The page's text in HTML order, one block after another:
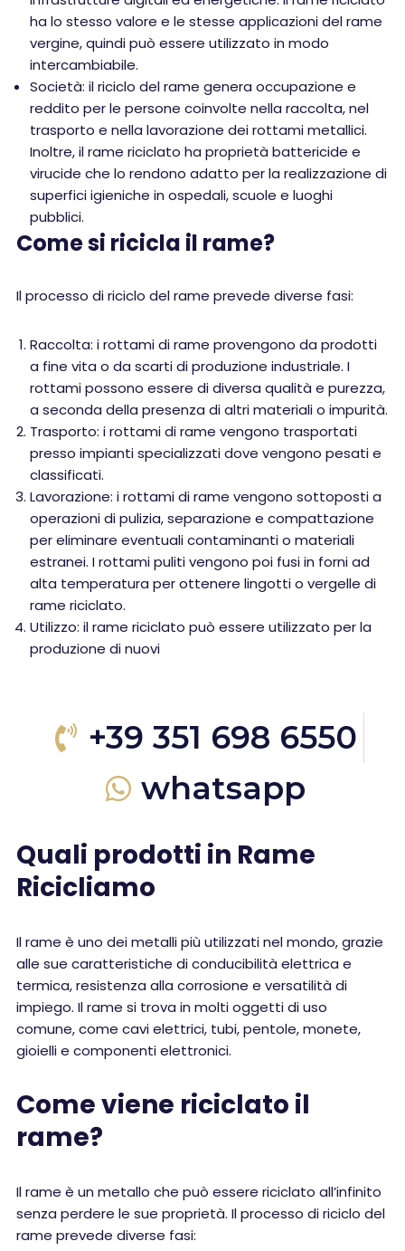
ha lo stesso valore e le stesse applicazioni del rame
vergine, quindi può essere utilizzato in modo
intercambiabile.
Società: il riciclo del rame genera occupazione e
reddito per le persone coinvolte nella raccolta, nel
trasporto e nella lavorazione dei rottami metallici.
Inoltre, il rame riciclato ha proprietà battericide e
virucide che lo rendono adatto per la realizzazione di
superfici igieniche in ospedali, scuole e luoghi
pubblici.
Come si ricicla il rame?
Il processo di riciclo del rame prevede diverse fasi:
Raccolta: i rottami di rame provengono da prodotti
a fine vita o da scarti di produzione industriale. I
rottami possono essere di diversa qualità e purezza,
a seconda della presenza di altri materiali o impurità.
Trasporto: i rottami di rame vengono trasportati
presso impianti specializzati dove vengono pesati e
classificati.
Lavorazione: i rottami di rame vengono sottoposti a
operazioni di pulizia, separazione e compattazione
per eliminare eventuali contaminanti o materiali
estranei. I rottami puliti vengono poi fusi in forni ad
alta temperatura per ottenere lingotti o vergelle di
rame riciclato.
Utilizzo: il rame riciclato può essere utilizzato per la
produzione di nuovi
+39 351 698 6550
whatsapp
Quali prodotti in Rame
Ricicliamo
Il rame è uno dei metalli più utilizzati nel mondo, grazie
alle sue caratteristiche di conducibilità elettrica e
termica, resistenza alla corrosione e versatilità di
impiego. Il rame si trova in molti oggetti di uso
comune, come cavi elettrici, tubi, pentole, monete,
gioielli e componenti elettronici.
Come viene riciclato il
rame?
Il rame è un metallo che può essere riciclato all’infinito
senza perdere le sue proprietà. Il processo di riciclo del
rame prevede diverse fasi: